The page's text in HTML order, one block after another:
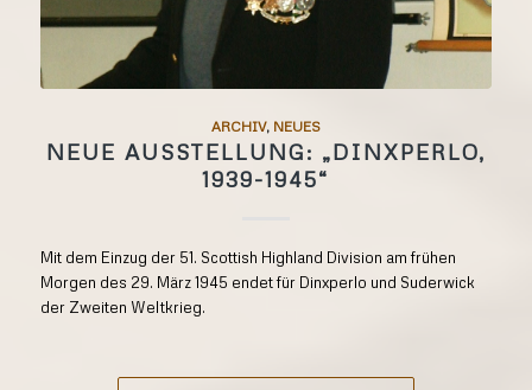
ARCHIV, NEUES
NEUE AUSSTELLUNG: „DINXPERLO,
1939-1945“
Mit dem Einzug der 51. Scottish Highland Division am frühen
Morgen des 29. März 1945 endet für Dinxperlo und Suderwick
der Zweiten Weltkrieg.